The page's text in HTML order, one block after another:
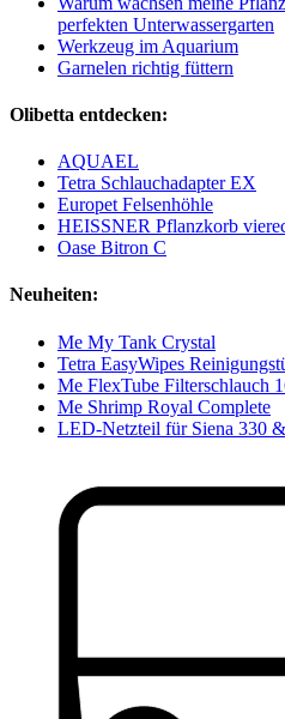
perfekten Unterwassergarten
Werkzeug im Aquarium
Garnelen richtig füttern
Olibetta entdecken:
AQUAEL
Tetra Schlauchadapter EX
Europet Felsenhöhle
HEISSNER Pflanzkorb
Oase Bitron C
Neuheiten:
Me My Tank Crystal
Tetra EasyWipes
Me FlexTube Filterschlauch
Me Shrimp Royal Complete
LED-Netzteil für Siena 330